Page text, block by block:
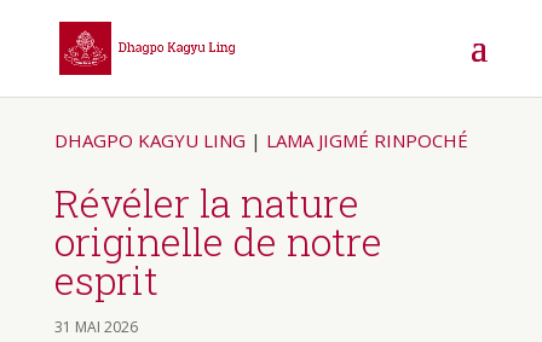
DHAGPO KAGYU LING | LAMA JIGMÉ RINPOCHÉ
Révéler la nature
originelle de notre
esprit
31 MAI 2026